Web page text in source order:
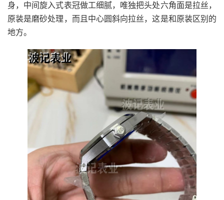
身，中间旋入式表冠做工细腻，唯独把头处六角面是拉丝，
原装是磨砂处理，而且中心圆斜向拉丝，这是和原装区别的
地方。